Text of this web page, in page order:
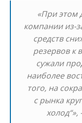
«При этом
компании из-
средств
резервов к
сужали
наиболее
того, на
с рынка